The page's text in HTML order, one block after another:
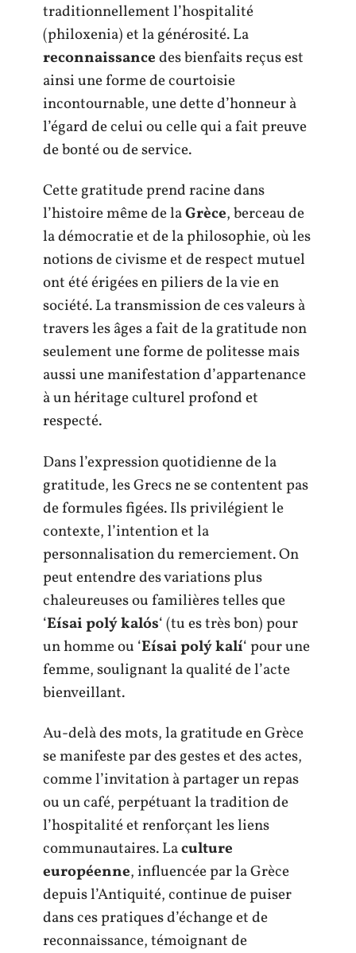
traditionnellement l’hospitalité
(philoxenia) et la générosité. La
reconnaissancedes bienfaits reçus est
ainsi une forme de courtoisie
incontournable, une dette d’honneur à
l’égard de celui ou celle qui a fait preuve
de bonté ou de service.
Cette gratitude prend racine dans
l’histoire même de laGrèce, berceau de
la démocratie et de la philosophie, où les
notions de civisme et de respect mutuel
ont été érigées en piliers de la vie en
société. La transmission de ces valeurs à
travers les âges a fait de la gratitude non
seulement une forme de politesse mais
aussi une manifestation d’appartenance
à un héritage culturel profond et
respecté.
Dans l’expression quotidienne de la
gratitude, les Grecs ne se contentent pas
de formules figées. Ils privilégient le
contexte, l’intention et la
personnalisation du remerciement. On
peut entendre des variations plus
chaleureuses ou familières telles que
‘Eísai polý kalós‘ (tu es très bon) pour
un homme ou ‘Eísai polý kalí‘ pour une
femme, soulignant la qualité de l’acte
bienveillant.
Au-delà des mots, la gratitude en Grèce
se manifeste par des gestes et des actes,
comme l’invitation à partager un repas
ou un café, perpétuant la tradition de
l’hospitalité et renforçant les liens
communautaires. Laculture
européenne, influencée par la Grèce
depuis l’Antiquité, continue de puiser
dans ces pratiques d’échange et de
reconnaissance, témoignant de